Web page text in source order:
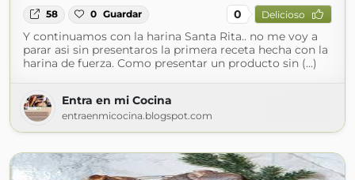
58 0 Guardar 0 Delicioso
Y continuamos con la harina Santa Rita.. no me voy a
parar asi sin presentaros la primera receta hecha con la
harina de fuerza. Como presentar un producto sin (...)
Entra en mi Cocina
entraenmicocina.blogspot.com